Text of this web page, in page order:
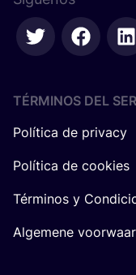
TÉRMINOS DEL
Política de privacy
Política de cookies
Términos y
Algemene